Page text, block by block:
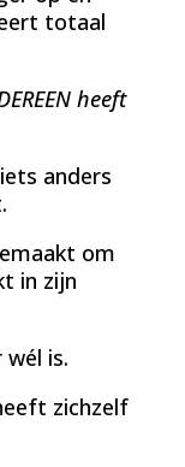
totaal
heeft
anders
om
in zijn
is.
zichzelf